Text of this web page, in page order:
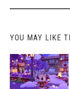
YOU MAY LIKE